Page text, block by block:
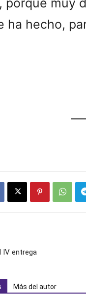
porque muy
ha hecho,
IV entrega
Más del autor